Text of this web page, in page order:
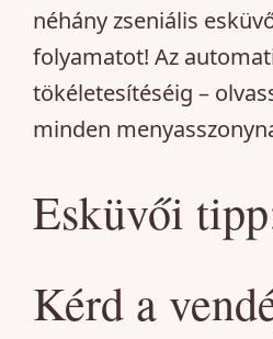
néhány zseniális
folyamatot! Az
tökéletesítéséig –
minden
Esküvői
Kérd a